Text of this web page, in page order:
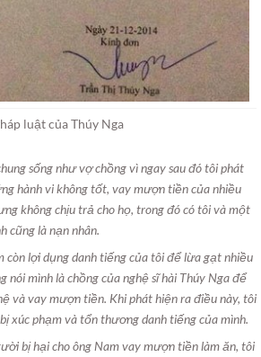
luật của Thúy Nga
sống như vợ chồng vì ngay sau đó tôi phát
hành vi không tốt, vay mượn tiền của nhiều
không chịu trả cho họ, trong đó có tôi và một
cũng là nạn nhân.
còn lợi dụng danh tiếng của tôi để lừa gạt nhiều
nói mình là chồng của nghệ sĩ hài Thúy Nga để
và vay mượn tiền. Khi phát hiện ra điều này, tôi
xúc phạm và tổn thương danh tiếng của mình.
bị hại cho ông Nam vay mượn tiền làm ăn, tôi